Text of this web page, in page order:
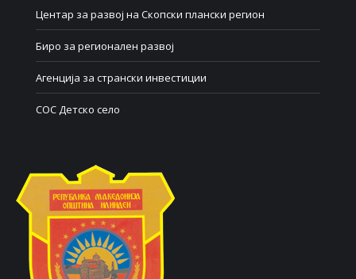
Центар за развој на Скопски плански регион
Биро за регионален развој
Агенција за странски инвестиции
СОС Детско село